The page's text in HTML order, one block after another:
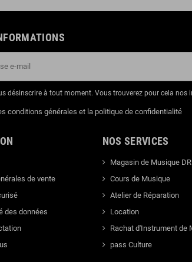
désinscrire à tout moment. Vous trouverez pour cela
conditions générales et la politique de confidentialité
de vente
des données
NOS SERVICES
Magasin de Musique
Cours de Musique
Atelier de Réparation
Location
Rachat d'Instrument de
pass Culture